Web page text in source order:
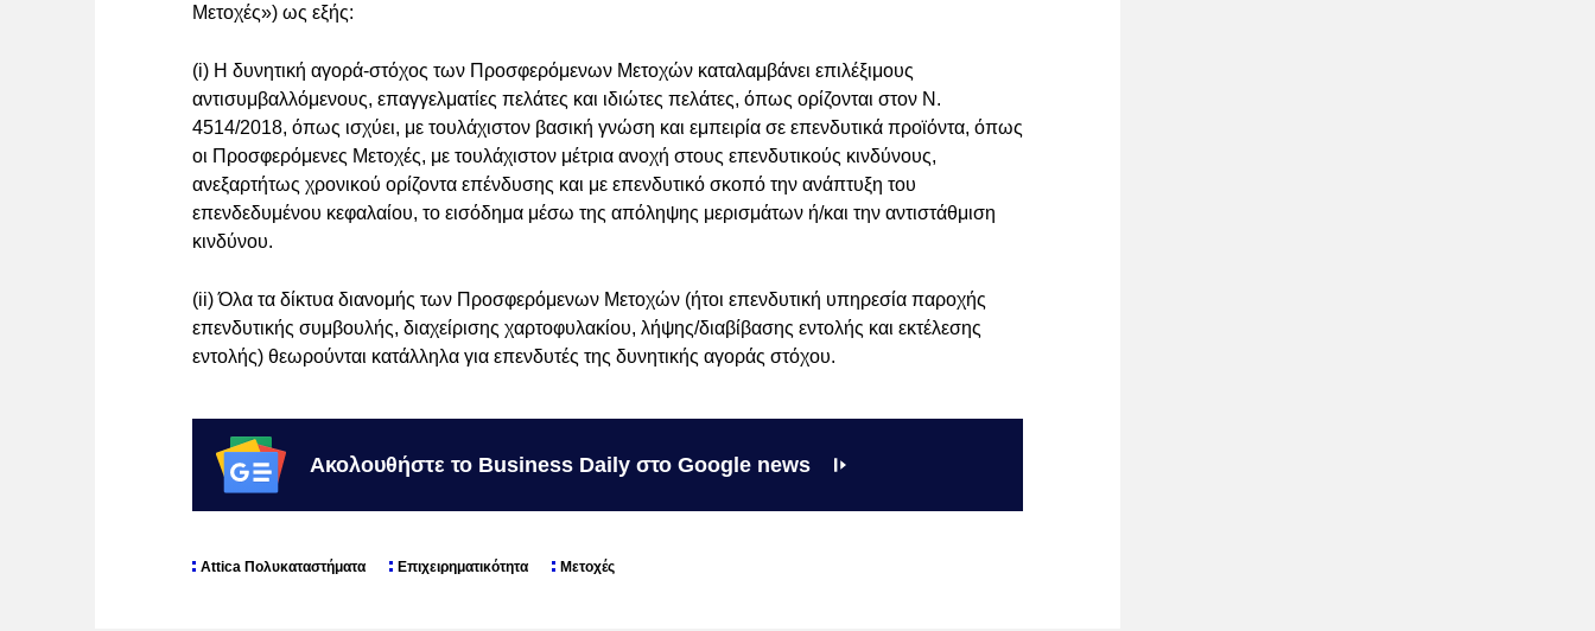
Μετοχές») ως εξής:
(i) Η δυνητική αγορά-στόχος των Προσφερόμενων Μετοχών καταλαμβάνει επιλέξιμους
αντισυμβαλλόμενους, επαγγελματίες πελάτες και ιδιώτες πελάτες, όπως ορίζονται στον Ν.
4514/2018, όπως ισχύει, με τουλάχιστον βασική γνώση και εμπειρία σε επενδυτικά προϊόντα, όπως
οι Προσφερόμενες Μετοχές, με τουλάχιστον μέτρια ανοχή στους επενδυτικούς κινδύνους,
ανεξαρτήτως χρονικού ορίζοντα επένδυσης και με επενδυτικό σκοπό την ανάπτυξη του
επενδεδυμένου κεφαλαίου, το εισόδημα μέσω της απόληψης μερισμάτων ή/και την αντιστάθμιση
κινδύνου.
(ii) Όλα τα δίκτυα διανομής των Προσφερόμενων Μετοχών (ήτοι επενδυτική υπηρεσία παροχής
επενδυτικής συμβουλής, διαχείρισης χαρτοφυλακίου, λήψης/διαβίβασης εντολής και εκτέλεσης
εντολής) θεωρούνται κατάλληλα για επενδυτές της δυνητικής αγοράς στόχου.
Ακολουθήστε το Business Daily στο Google news
Attica Πολυκαταστήματα Επιχειρηματικότητα Μετοχές